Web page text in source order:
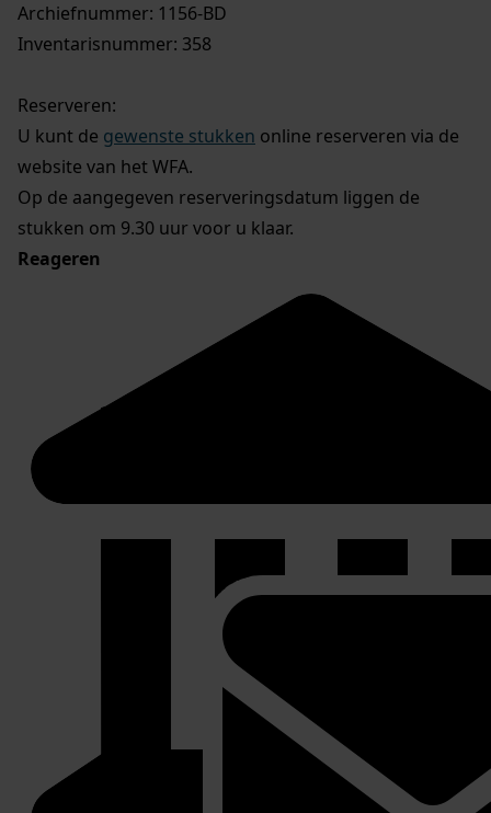
Archiefnummer: 1156-BD
Inventarisnummer: 358
Reserveren:
U kunt de gewenste stukken online reserveren via de
website van het WFA.
Op de aangegeven reserveringsdatum liggen de
stukken om 9.30 uur voor u klaar.
Reageren